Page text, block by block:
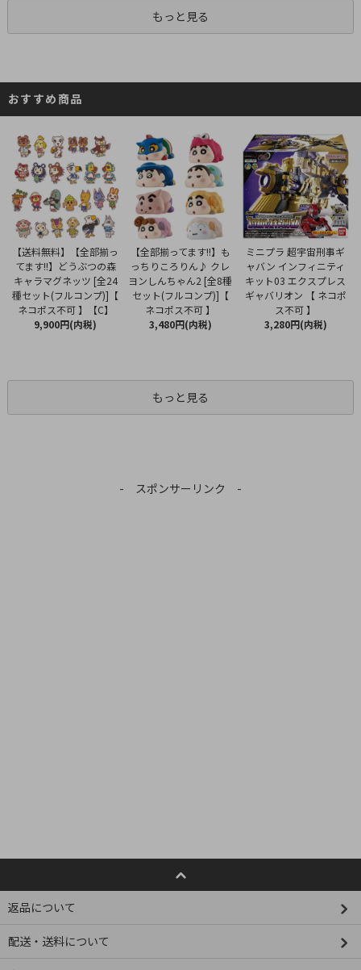
もっと見る
おすすめ商品
【送料無料】【全部揃っ
てます!!】どうぶつの森
キャラマグネッツ [全24
種セット(フルコンプ)]【
ネコポス不可 】【C】
9,900円(内税)
【全部揃ってます!!】も
っちりころりん♪ クレ
ヨンしんちゃん2 [全8種
セット(フルコンプ)]【
ネコポス不可 】
3,480円(内税)
ミニプラ 超宇宙刑事ギ
ャバン インフィニティ
キット03 エクスプレス
ギャバリオン 【 ネコポ
ス不可 】
3,280円(内税)
もっと見る
- スポンサーリンク -
返品について
配送・送料について